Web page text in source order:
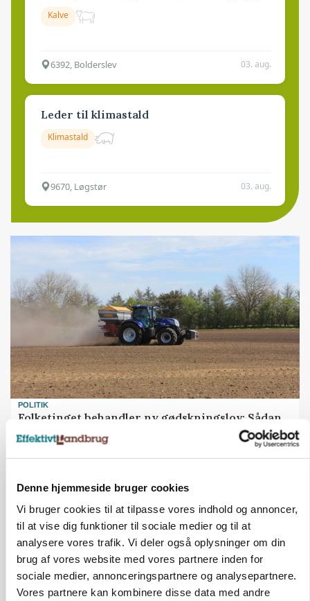
Denne hjemmeside bruger cookies
Vi bruger cookies til at tilpasse vores indhold og annoncer,
til at vise dig funktioner til sociale medier og til at
analysere vores trafik. Vi deler også oplysninger om din
brug af vores website med vores partnere inden for
sociale medier, annonceringspartnere og analysepartnere.
Vores partnere kan kombinere disse data med andre
Kalve
6392, Bolderslev 03. aug.
Leder til klimastald
Klimastald
9670, Løgstør 03. aug.
POLITIK
Folketinget behandler ny gødskningslov: Sådan
kan den ændre din bedrift fra 2027